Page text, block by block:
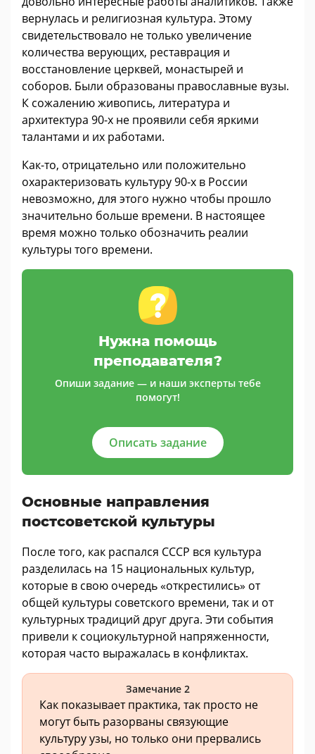
вернулась и религиозная культура. Этому
свидетельствовало не только увеличение
количества верующих, реставрация и
восстановление церквей, монастырей и
соборов. Были образованы православные вузы.
К сожалению живопись, литература и
архитектура 90-х не проявили себя яркими
талантами и их работами.
Как-то, отрицательно или положительно
охарактеризовать культуру 90-х в России
невозможно, для этого нужно чтобы прошло
значительно больше времени. В настоящее
время можно только обозначить реалии
культуры того времени.
Нужна помощь
преподавателя?
Опиши задание — и наши эксперты тебе
помогут!
Описать задание
Основные направления
постсоветской культуры
После того, как распался СССР вся культура
разделилась на 15 национальных культур,
которые в свою очередь «открестились» от
общей культуры советского времени, так и от
культурных традиций друг друга. Эти события
привели к социокультурной напряженности,
которая часто выражалась в конфликтах.
Замечание 2
Как показывает практика, так просто не
могут быть разорваны связующие
культуру узы, но только они прервались